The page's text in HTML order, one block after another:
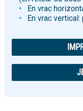
En vrac
En vrac